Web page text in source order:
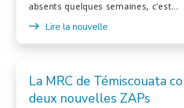
absents quelques semaines, c’est…
Lire la nouvelle
La MRC de Témiscouata
deux nouvelles ZAPs